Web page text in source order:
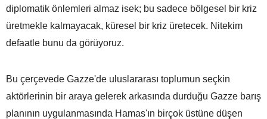
diplomatik önlemleri almaz isek; bu sadece bölgesel bir kriz
üretmekle kalmayacak, küresel bir kriz üretecek. Nitekim
defaatle bunu da görüyoruz.
Bu çerçevede Gazze'de uluslararası toplumun seçkin
aktörlerinin bir araya gelerek arkasında durduğu Gazze barış
planının uygulanmasında Hamas'ın birçok üstüne düşen